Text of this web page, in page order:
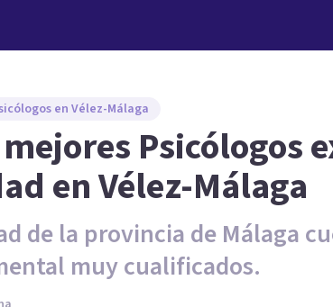
en Vélez-Málaga
mejores Psicólogos
en Vélez-Málaga
de la provincia de Málaga
muy cualificados.